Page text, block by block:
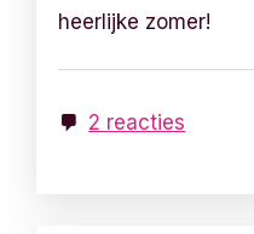
heerlijke zomer!
2 reacties